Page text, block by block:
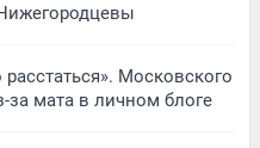
Московского
за мата в личном блоге